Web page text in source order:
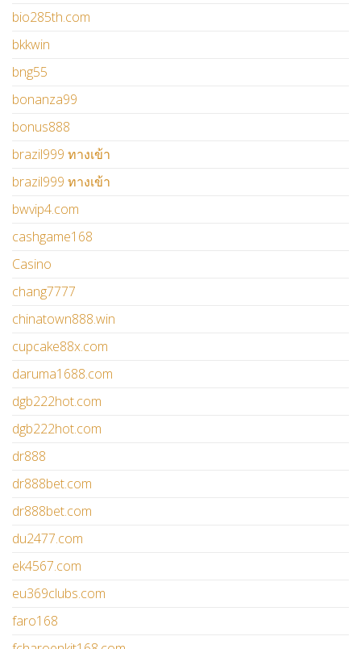
bio285th.com
bkkwin
bng55
bonanza99
bonus888
brazil999 ทางเข้า
brazil999 ทางเข้า
bwvip4.com
cashgame168
Casino
chang7777
chinatown888.win
cupcake88x.com
daruma1688.com
dgb222hot.com
dgb222hot.com
dr888
dr888bet.com
dr888bet.com
du2477.com
ek4567.com
eu369clubs.com
faro168